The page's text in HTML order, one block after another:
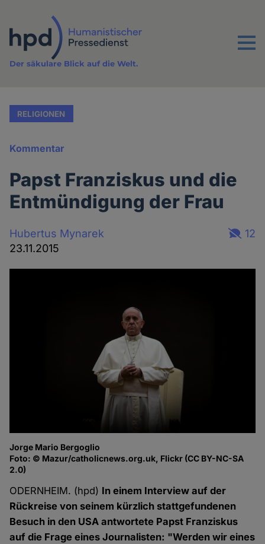
Inhalt
Menu
Der säkulare Blick auf die Welt.
RELIGIONEN
Kommentar
Papst Franziskus und die
Entmündigung der Frau
Hubertus Mynarek
23.11.2015
12
Jorge Mario Bergoglio
Foto: © Mazur/catholicnews.org.uk, Flickr (CC BY-NC-SA
2.0)
ODERNHEIM. (hpd) In einem Interview auf der
Rückreise von seinem kürzlich stattgefundenen
Besuch in den USA antwortete Papst Franziskus
auf die Frage eines Journalisten: "Werden wir eines